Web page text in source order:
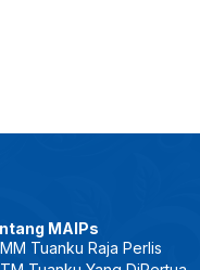
MAIPs
Tuanku Raja Perlis